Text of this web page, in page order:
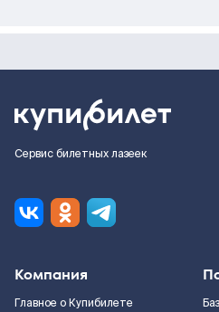
Сервис билетных лазеек
Компания
Главное о Купибилете